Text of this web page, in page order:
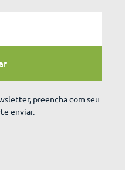
preencha com seu
enviar.